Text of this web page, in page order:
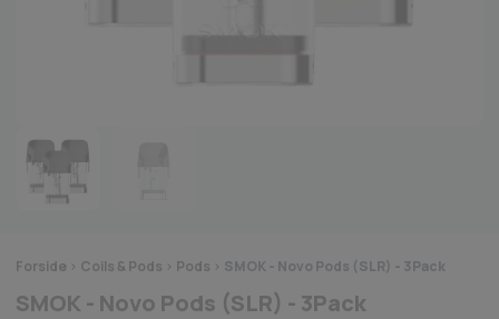
Forside > Coils & Pods > Pods > SMOK - Novo Pods (SLR) - 3Pack
SMOK - Novo Pods (SLR) - 3Pack